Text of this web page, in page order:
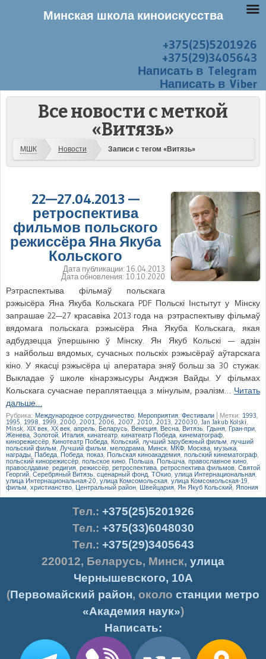
+375(25)5201926
+375(29)3405643
Написать в Telegram
Написать в Viber
Все новости с меткой
«Витязь»
МШК Новости Записи с тегом «Витязь»
22—27.04.2013 —
ретроспектива
фильмов польского
режиссёра Яна Якуба
Кольского
Дата публикации: 16.04.2013
Дата обновления: 10.10.2020
Рэтраспектыва фільмаў польскага
рэжысёра Яна Якуба Кольскага PDF Польскі Інстытут у Мінску
запрашае 22—27 красавіка 2013 года на рэтраспектыву фільмаў
вядомага польскага рэжысёра Яна Якуба Кольскага, якая
адбудзецца ўпершыню ў Мінску. Ян Якуб Кольскі — адзін
з найбольш вядомых, сучасных польскіх рэжысёраў аўтарскага
кіно. У якасці рэжысёра ці аператара зняў больш за 30 стужак.
Выкладае ў школе кінарэжысуры Анджэя Вайды. У фільмах
Кольскага сучаснае пераплятаецца з мінулым, рэалізм… Читать
дальше…
Рубрика: Международное сотрудничество Мероприятия Фестивали Метки: 1993
1995 1998 1999 2000 2001 , 2006 2007, 2010 2013 220030 Jan Jakub Kolski
Minsk XIX век XX век апрель, Беларусь Венеция Весна Витязь Гдыня Гран-при
Женева Золотой Италия кинатеатр, кинатеатр Победа ,кинематограф
кинорежиссёр Кинотеатр Победа Кольский лучший зарубежный фильм лучший
польский фильм Лучший фильм , мелодрама ,Минск МКФ Москва музыка
награды Пабеда Победа показ ,Польская киноакадемия польский кинематограф
польский кинорежиссёр, польское кино Польша Польшча православное кино
правослдавие, редигия ,режиссёр ретроспектива ретроспектива фильмов Святой
Георгий ,Серебряный Витязь сценарный фонд ТОкио, улица Интернациональная
улица Интернациональная-20 улица Комсомольская улица Комсомольская-19
фильм христианство Центральный район Швейцария Ян Якуб Кольский Япония
Тел.: +375(25)5201926
Тел.: +375(33)6048030
Тел.: +375(29)3405643
220012, Беларусь, Минск, улица
Чернышевского, 10А
(Первомайский район, около станции метро
«Академия наук»)
Написать:
Минская школа киноискусства